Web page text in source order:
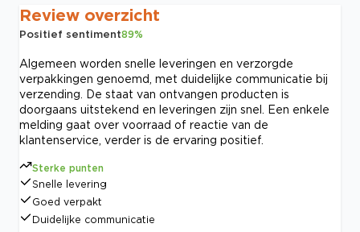
Review overzicht
Positief sentiment89%
Algemeen worden snelle leveringen en verzorgde
verpakkingen genoemd, met duidelijke communicatie bij
verzending. De staat van ontvangen producten is
doorgaans uitstekend en leveringen zijn snel. Een enkele
melding gaat over voorraad of reactie van de
klantenservice, verder is de ervaring positief.
Sterke punten
Snelle levering
Goed verpakt
Duidelijke communicatie